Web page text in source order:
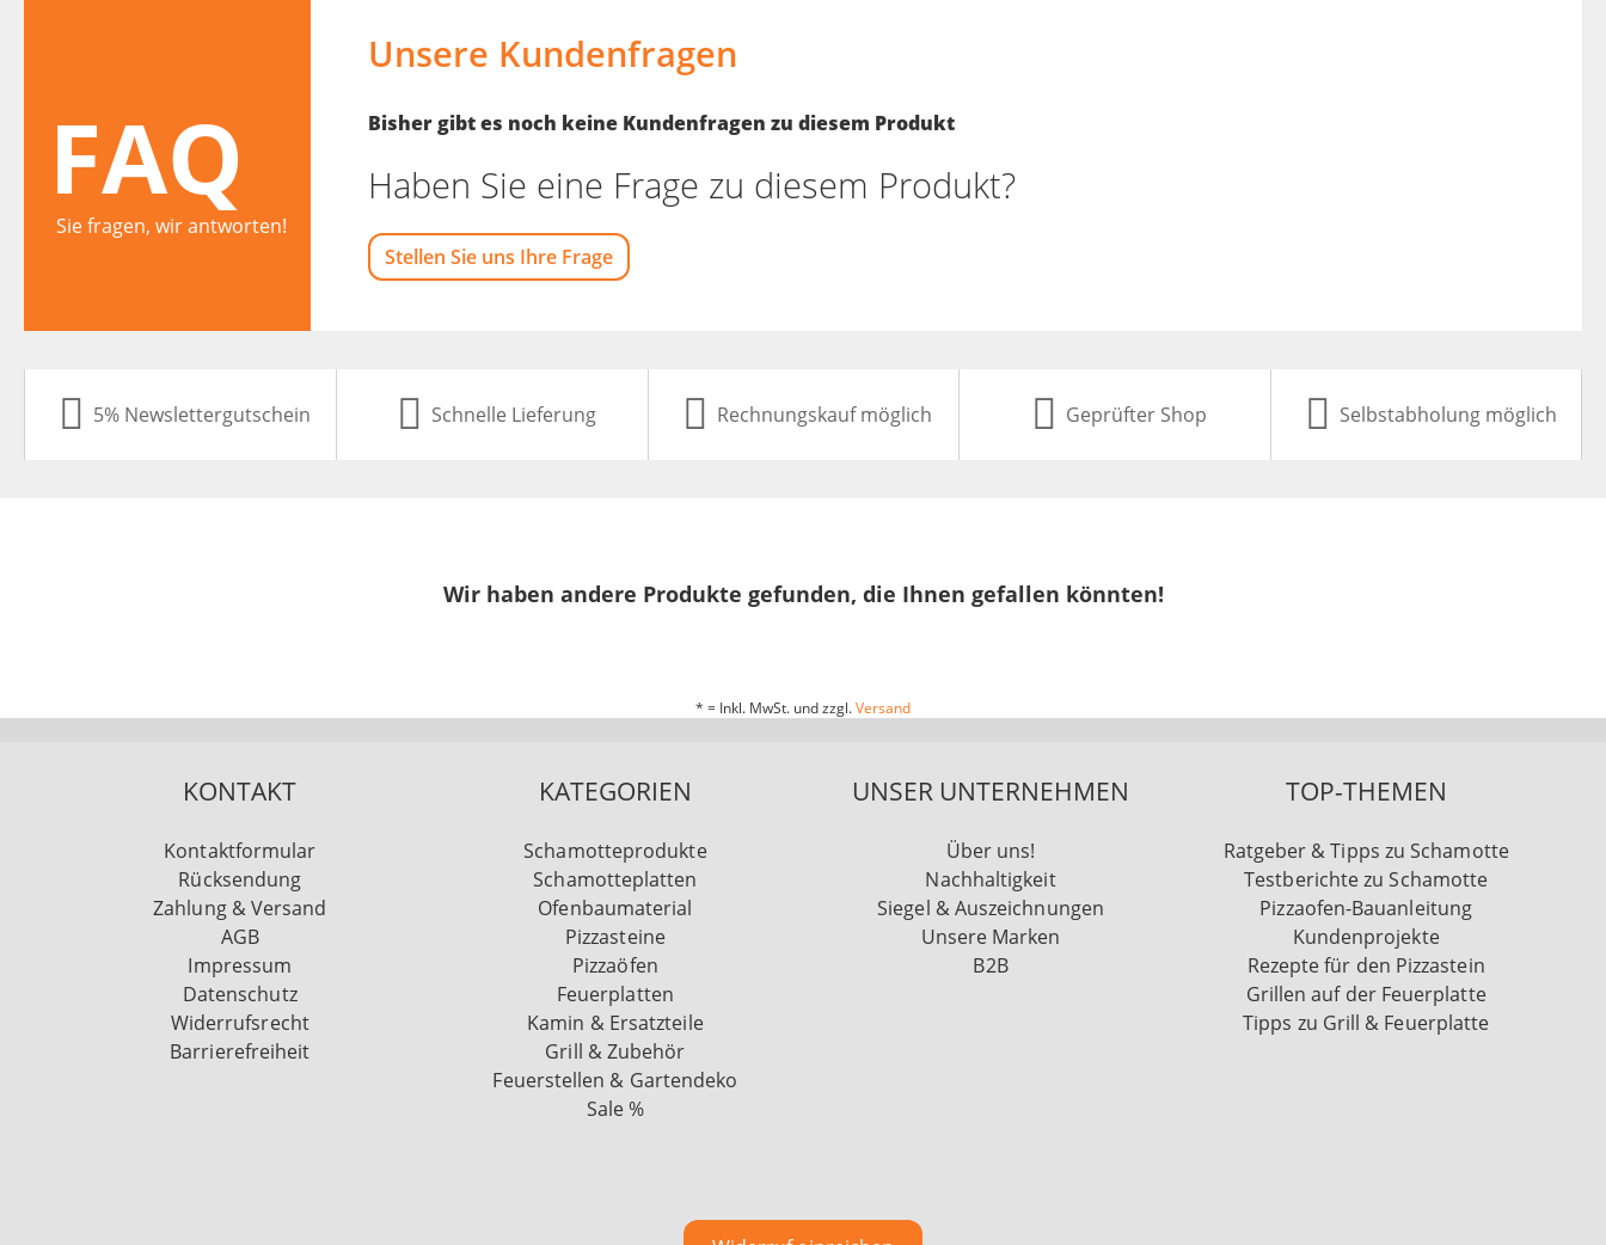
FAQ
Sie fragen, wir antworten!
Unsere Kundenfragen
Bisher gibt es noch keine Kundenfragen zu diesem Produkt
Haben Sie eine Frage zu diesem Produkt?
Stellen Sie uns Ihre Frage
5% Newslettergutschein Schnelle Lieferung Rechnungskauf möglich Geprüfter Shop Selbstabholung möglich
Wir haben andere Produkte gefunden, die Ihnen gefallen könnten!
* = Inkl. MwSt. und zzgl.Versand
KONTAKT
Kontaktformular
Rücksendung
Zahlung & Versand
AGB
Impressum
Datenschutz
Widerrufsrecht
Barrierefreiheit
KATEGORIEN
Schamotteprodukte
Schamotteplatten
Ofenbaumaterial
Pizzasteine
Pizzaöfen
Feuerplatten
Kamin & Ersatzteile
Grill & Zubehör
Feuerstellen & Gartendeko
Sale %
UNSER UNTERNEHMEN
Über uns!
Nachhaltigkeit
Siegel & Auszeichnungen
Unsere Marken
B2B
TOP-THEMEN
Ratgeber & Tipps zu Schamotte
Testberichte zu Schamotte
Pizzaofen-Bauanleitung
Kundenprojekte
Rezepte für den Pizzastein
Grillen auf der Feuerplatte
Tipps zu Grill & Feuerplatte